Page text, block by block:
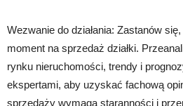
Wezwanie do działania: Zastanów
moment na sprzedaż działki.
rynku nieruchomości, trendy i
ekspertami, aby uzyskać fachową
sprzedaży wymaga staranności i